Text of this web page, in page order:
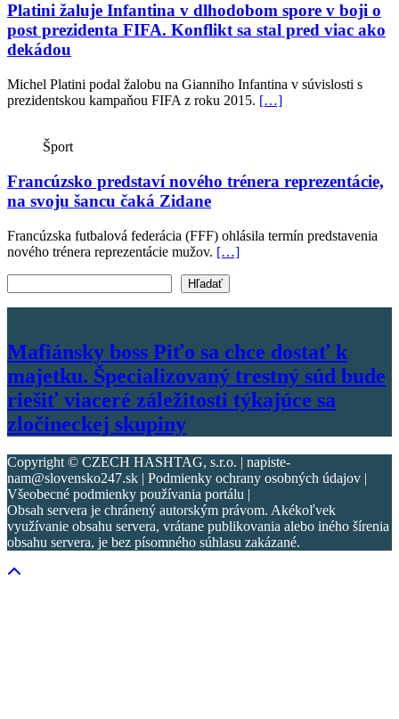
Platini žaluje Infantina v dlhodobom spore v boji o
post prezidenta FIFA. Konflikt sa stal pred viac ako
dekádou
Michel Platini podal žalobu na Gianniho Infantina v súvislosti s
prezidentskou kampaňou FIFA z roku 2015. […]
Šport
Francúzsko predstaví nového trénera reprezentácie,
na svoju šancu čaká Zidane
Francúzska futbalová federácia (FFF) ohlásila termín predstavenia
nového trénera reprezentácie mužov. […]
Hľadať
Mafiánsky boss Piťo sa chce dostať k
majetku. Špecializovaný trestný súd bude
riešiť viaceré záležitosti týkajúce sa
zločineckej skupiny
Copyright © CZECH HASHTAG, s.r.o. | napiste-
nam@slovensko247.sk | Podmienky ochrany osobných údajov |
Všeobecné podmienky používania portálu |
Obsah servera je chránený autorským právom. Akékoľvek
využívanie obsahu servera, vrátane publikovania alebo iného šírenia
obsahu servera, je bez písomného súhlasu zakázané.